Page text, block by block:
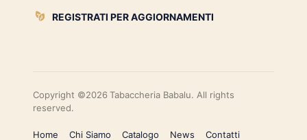
REGISTRATI PER AGGIORNAMENTI
Copyright ©2026 Tabaccheria Babalu. All rights
reserved.
Home Chi Siamo Catalogo News Contatti